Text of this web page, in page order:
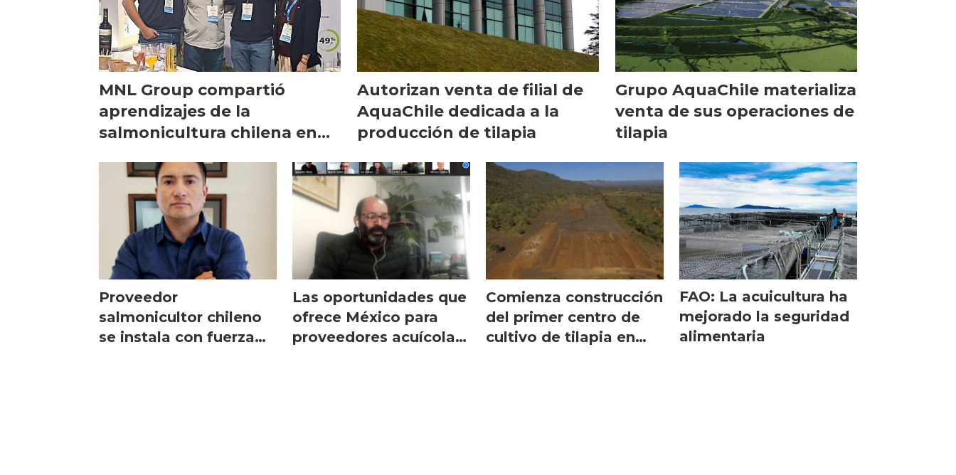
MNL Group compartió
aprendizajes de la
salmonicultura chilena en
Autorizan venta de filial de
AquaChile dedicada a la
producción de tilapia
Grupo AquaChile materializa
venta de sus operaciones de
tilapia
Proveedor
salmonicultor chileno
se instala con fuerza
Las oportunidades que
ofrece México para
proveedores acuícolas
Comienza construcción
del primer centro de
cultivo de tilapia en
FAO: La acuicultura ha
mejorado la seguridad
alimentaria